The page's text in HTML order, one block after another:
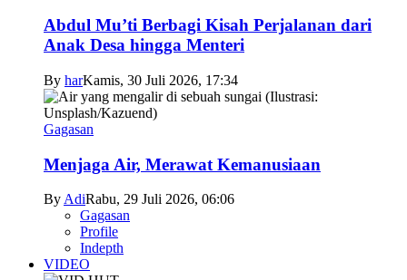
Abdul Mu’ti Berbagi Kisah Perjalanan dari
Anak Desa hingga Menteri
By harKamis, 30 Juli 2026, 17:34
Gagasan
Menjaga Air, Merawat Kemanusiaan
ByAdiRabu, 29 Juli 2026, 06:06
Gagasan
Profile
Indepth
VIDEO